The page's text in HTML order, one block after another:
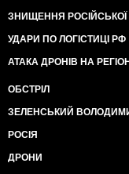
ЗНИЩЕННЯ РОСІЙСЬКОЇ
УДАРИ ПО ЛОГІСТИЦІ РФ
АТАКА ДРОНІВ НА
ОБСТРІЛ
ЗЕЛЕНСЬКИЙ
РОСІЯ
ДРОНИ